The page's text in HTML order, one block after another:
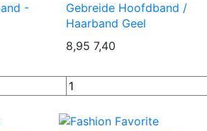
-
Gebreide Hoofdband /
Haarband Geel
8,95 7,40